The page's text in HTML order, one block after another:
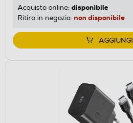
Acquisto online: disponibile
Ritiro in negozio: non disponibile
AGGIUNGI